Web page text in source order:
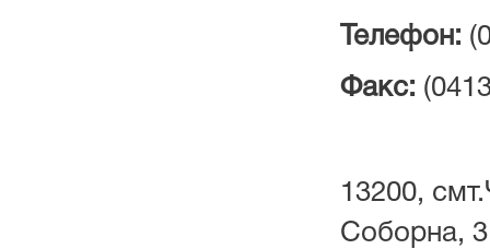
Телефон:
Факс:
13200,
Соборна, 3